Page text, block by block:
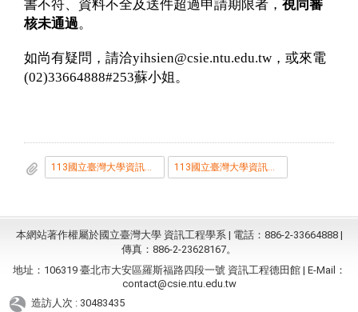
書不符、資料不全及送件超過申請期限者， 視同審
核未通過。
如尚有疑問，請洽yihsien@csie.ntu.edu.tw ，或來電
(02)33664888#253蘇小姐。
113國立臺灣大學資訊工程學系碩博士班抵免學分原則.pdf 113國立臺灣大學資訊工程學系碩博士班學分抵免注意事項暨申請書.docx
本網站著作權屬於國立臺灣大學 資訊工程學系 | 電話：886-2-33664888 |
傳真：886-2-23628167。
地址：106319 臺北市大安區羅斯福路四段一號 資訊工程德田館 | E-Mail：
contact@csie.ntu.edu.tw
造訪人次 : 30483435